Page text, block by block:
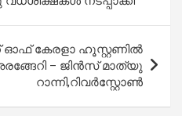
ഓഫ് കേരളാ ഹൂസ്റ്റണിൽ
– ജിൻസ് മാത്യു
റാന്നി,റിവർസ്റ്റോൺ